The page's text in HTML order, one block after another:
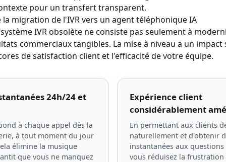
pour un transfert transparent.
la migration de l'IVR vers un agent téléphonique IA
IVR obsolète ne consiste pas seulement à
commerciaux tangibles. La mise à niveau a un
de satisfaction client et l'efficacité de votre équipe.
24h/24 et
à chaque appel dès la
à tout moment du jour
élimine la musique
que vous ne manquez
Expérience client
considérablement
En permettant aux clients
naturellement et d'obtenir
instantanées aux
vous réduisez la